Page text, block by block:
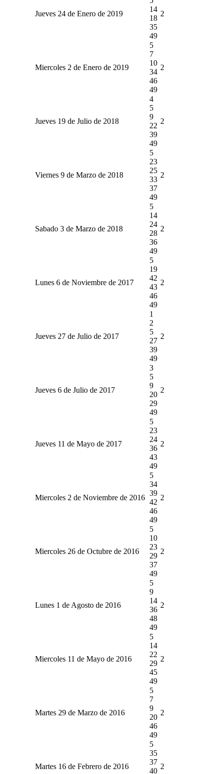
Jueves 24 de Enero de 2019
14
18
35
49
2
Miercoles 2 de Enero de 2019
5
7
10
34
46
49
2
Jueves 19 de Julio de 2018
4
5
9
22
39
49
2
Viernes 9 de Marzo de 2018
5
23
25
33
37
49
2
Sabado 3 de Marzo de 2018
5
14
24
28
36
49
2
Lunes 6 de Noviembre de 2017
5
19
42
43
46
49
2
Jueves 27 de Julio de 2017
1
2
5
27
39
49
2
Jueves 6 de Julio de 2017
3
5
9
20
29
49
2
Jueves 11 de Mayo de 2017
5
23
24
36
43
49
2
Miercoles 2 de Noviembre de 2016
5
34
39
42
46
49
2
Miercoles 26 de Octubre de 2016
5
10
23
29
37
49
2
Lunes 1 de Agosto de 2016
5
9
14
36
48
49
2
Miercoles 11 de Mayo de 2016
5
14
22
29
45
49
2
Martes 29 de Marzo de 2016
5
7
9
20
46
49
2
Martes 16 de Febrero de 2016
5
35
37
40
2